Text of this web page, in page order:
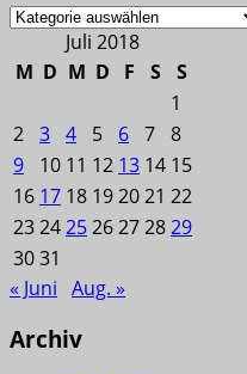
Kategorien
Juli 2018
M D M D F S
S
1
2 3 4 5 6 7 8
9
10 11 12 13 14 15
16 17 18 192021 22
23242526272829
3031
« Juni Aug. »
Archiv